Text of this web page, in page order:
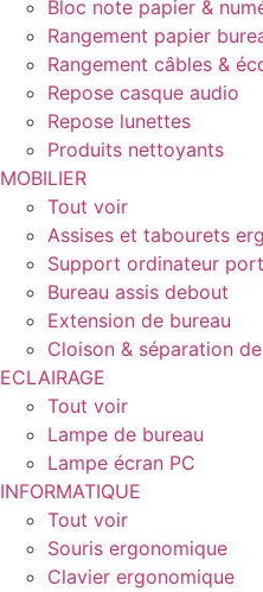
Bloc note papier &
Rangement papier
Rangement câbles &
Repose casque audio
Repose lunettes
Produits nettoyants
MOBILIER
Tout voir
Assises et tabourets
Support ordinateur
Bureau assis debout
Extension de bureau
Cloison & séparation
ECLAIRAGE
Tout voir
Lampe de bureau
Lampe écran PC
INFORMATIQUE
Tout voir
Souris ergonomique
Clavier ergonomique